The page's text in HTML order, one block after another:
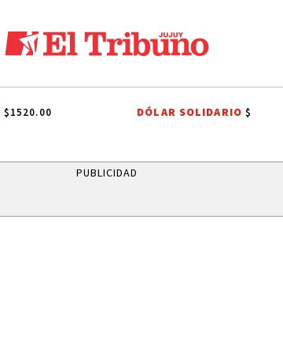
QUEEN JAPÓN LEANDRO
$1520.00 DÓLAR SOLIDARIO$
PUBLICIDAD